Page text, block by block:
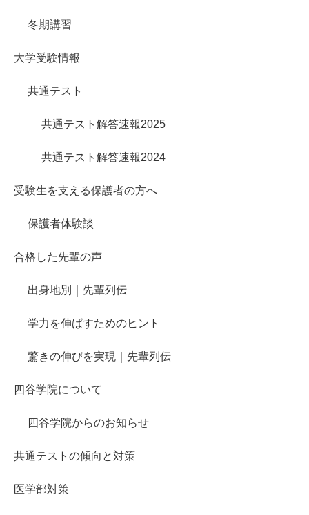
冬期講習
大学受験情報
共通テスト
共通テスト解答速報2025
共通テスト解答速報2024
受験生を支える保護者の方へ
保護者体験談
合格した先輩の声
出身地別｜先輩列伝
学力を伸ばすためのヒント
驚きの伸びを実現｜先輩列伝
四谷学院について
四谷学院からのお知らせ
共通テストの傾向と対策
医学部対策